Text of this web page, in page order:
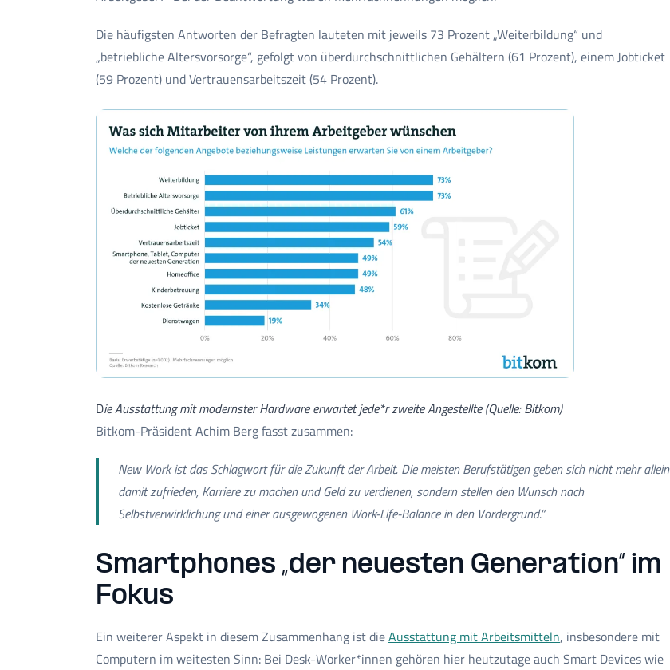
Die häufigsten Antworten der Befragten lauteten mit jeweils 73 Prozent „Weiterbildung“ und
„betriebliche Altersvorsorge“, gefolgt von überdurchschnittlichen Gehältern (61 Prozent), einem Jobticket
(59 Prozent) und Vertrauensarbeitszeit (54 Prozent).
Die Ausstattung mit modernster Hardware erwartet jede*r zweite Angestellte (Quelle: Bitkom)
Bitkom-Präsident Achim Berg fasst zusammen:
New Work ist das Schlagwort für die Zukunft der Arbeit. Die meisten Berufstätigen geben sich nicht mehr allein
damit zufrieden, Karriere zu machen und Geld zu verdienen, sondern stellen den Wunsch nach
Selbstverwirklichung und einer ausgewogenen Work-Life-Balance in den Vordergrund.“
Smartphones „der neuesten Generation“ im
Fokus
Ein weiterer Aspekt in diesem Zusammenhang ist dieAusstattung mit Arbeitsmitteln, insbesondere mit
Computern im weitesten Sinn: Bei Desk-Worker*innen gehören hier heutzutage auch Smart Devices wie